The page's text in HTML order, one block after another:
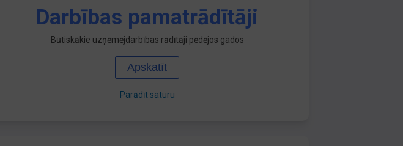
Darbības pamatrādītāji
Būtiskākie uzņēmējdarbības rādītāji pēdējos gados
Apskatīt
Parādīt saturu